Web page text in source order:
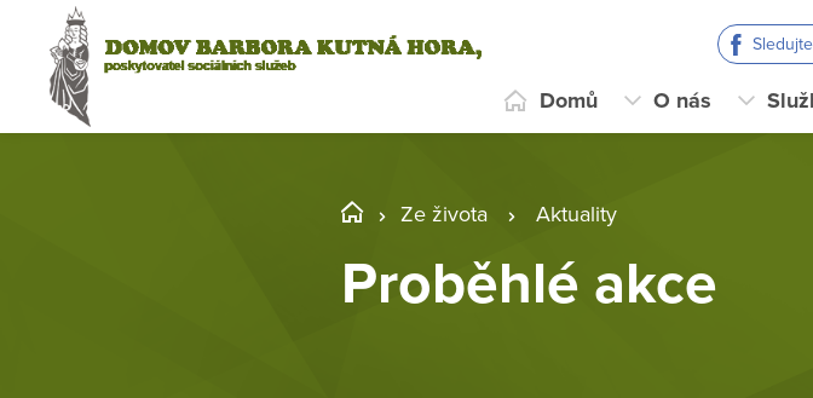
Domů O nás
Ze života Aktuality
Proběhlé akce